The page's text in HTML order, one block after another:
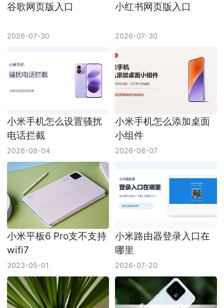
谷歌网页版入口
2026-07-30
小红书网页版入口
2026-07-30
小米手机怎么设置骚扰
电话拦截
2026-08-04
小米手机怎么添加桌面
小组件
2026-08-07
小米平板6 Pro支不支持
wifi7
2023-05-01
小米路由器登录入口在
哪里
2026-07-20